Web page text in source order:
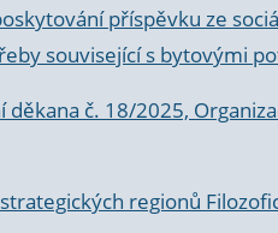
příspěvku ze
související s bytovými
č. 18/2025,
regionů